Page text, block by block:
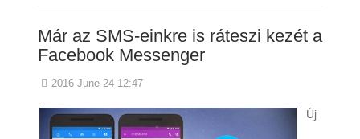
Már az SMS-einkre is ráteszi kezét a
Facebook Messenger
2016 June 24 12:47
Új